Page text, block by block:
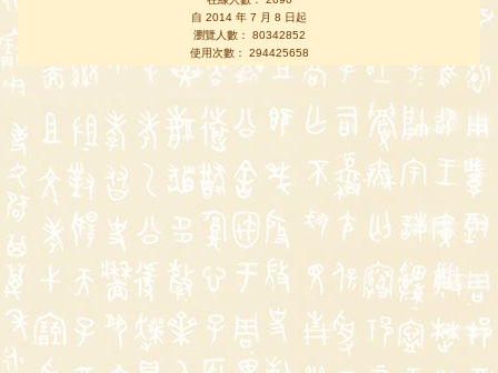
自 2014 年 7 月 8 日起
瀏覽人數： 80342852
使用次數： 294425658